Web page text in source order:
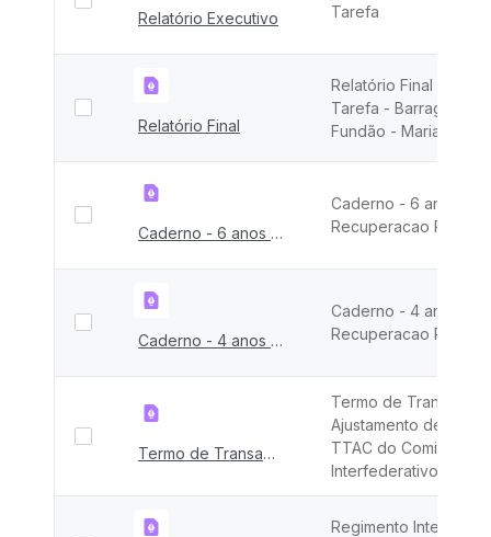
Relatório Executivo
Tarefa
Relatório Final
Relatório Final da
Tarefa - Barragem de
Fundão - Mariana -
Caderno - 6 anos Recuperacao Rio Doce
Caderno - 6 anos
Recuperacao Rio
Caderno - 4 anos Recuperacao Rio Doce
Caderno - 4 anos
Recuperacao Rio
Termo de Transação e Ajustamento de Conduta &#8211; TTAC
Termo de Transação
Ajustamento de
TTAC do Comitê
Interfederativo - CIF
Regimento Interno do